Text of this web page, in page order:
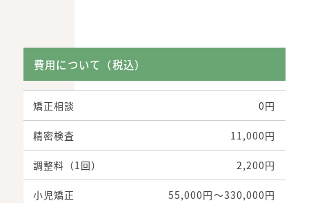
費用について（税込）
矯正相談 0円
精密検査 11,000円
調整料（1回） 2,200円
小児矯正 55,000円〜330,000円